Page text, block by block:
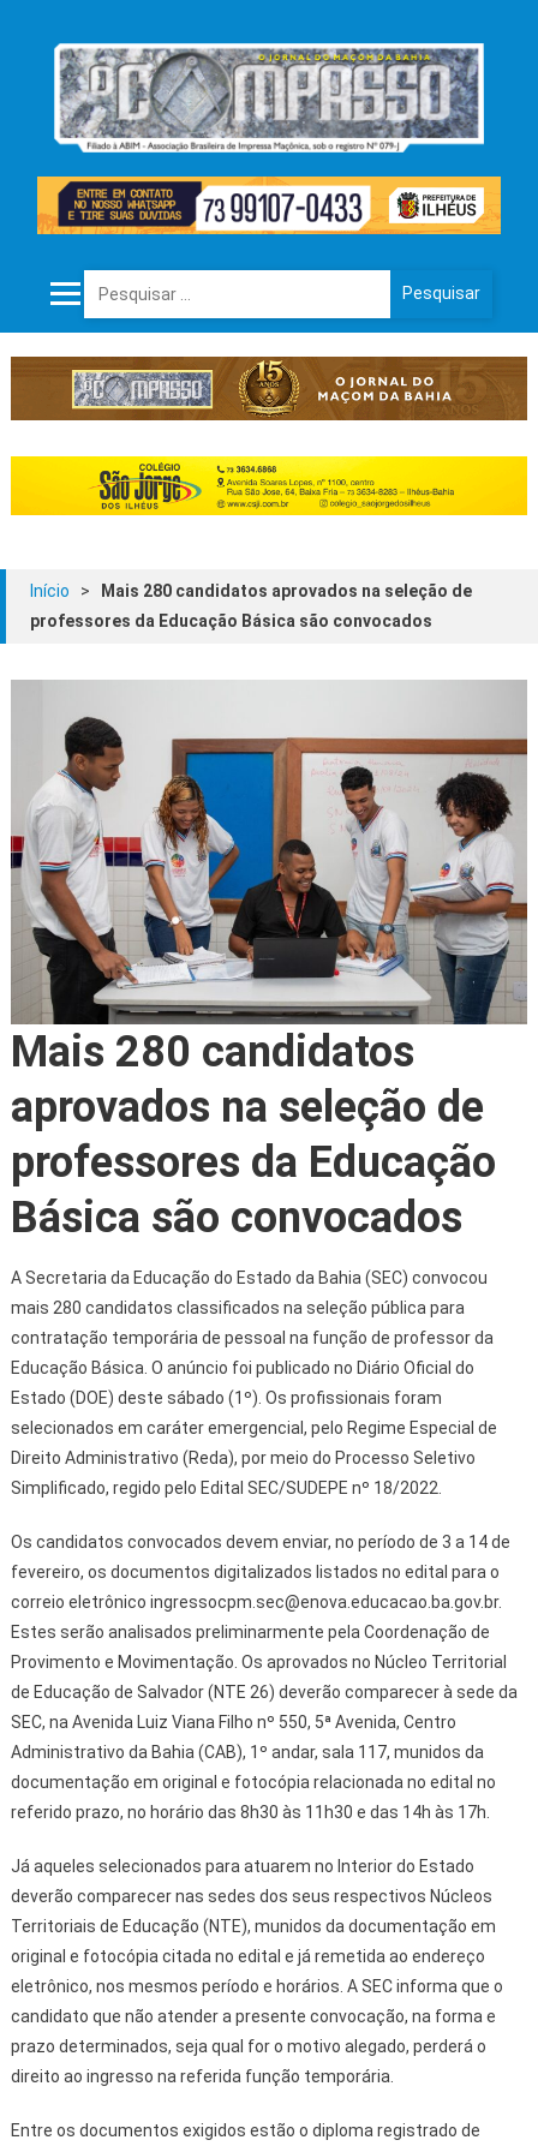
Pesquisar por:
Início >
Mais 280 candidatos aprovados na seleção de
professores da Educação Básica são convocados
Mais 280 candidatos
aprovados na seleção de
professores da Educação
Básica são convocados
A Secretaria da Educação do Estado da Bahia (SEC) convocou
mais 280 candidatos classificados na seleção pública para
contratação temporária de pessoal na função de professor da
Educação Básica. O anúncio foi publicado no Diário Oficial do
Estado (DOE) deste sábado (1º). Os profissionais foram
selecionados em caráter emergencial, pelo Regime Especial de
Direito Administrativo (Reda), por meio do Processo Seletivo
Simplificado, regido pelo Edital SEC/SUDEPE nº 18/2022.
Os candidatos convocados devem enviar, no período de 3 a 14 de
fevereiro, os documentos digitalizados listados no edital para o
correio eletrônico ingressocpm.sec@enova.educacao.ba.gov.br.
Estes serão analisados preliminarmente pela Coordenação de
Provimento e Movimentação. Os aprovados no Núcleo Territorial
de Educação de Salvador (NTE 26) deverão comparecer à sede da
SEC, na Avenida Luiz Viana Filho nº 550, 5ª Avenida, Centro
Administrativo da Bahia (CAB), 1º andar, sala 117, munidos da
documentação em original e fotocópia relacionada no edital no
referido prazo, no horário das 8h30 às 11h30 e das 14h às 17h.
Já aqueles selecionados para atuarem no Interior do Estado
deverão comparecer nas sedes dos seus respectivos Núcleos
Territoriais de Educação (NTE), munidos da documentação em
original e fotocópia citada no edital e já remetida ao endereço
eletrônico, nos mesmos período e horários. A SEC informa que o
candidato que não atender a presente convocação, na forma e
prazo determinados, seja qual for o motivo alegado, perderá o
direito ao ingresso na referida função temporária.
Entre os documentos exigidos estão o diploma registrado de